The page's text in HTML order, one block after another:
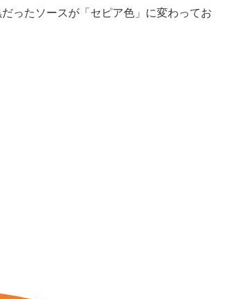
ったソースが「セピア色」に変わってお